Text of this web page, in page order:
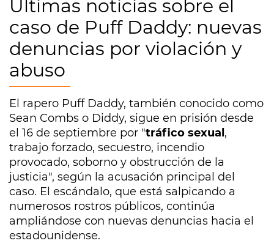
Últimas noticias sobre el
caso de Puff Daddy: nuevas
denuncias por violación y
abuso
El rapero Puff Daddy, también conocido como
Sean Combs o Diddy, sigue en prisión desde
el 16 de septiembre por "tráfico sexual ,
trabajo forzado, secuestro, incendio
provocado, soborno y obstrucción de la
justicia", según la acusación principal del
caso. El escándalo, que está salpicando a
numerosos rostros públicos, continúa
ampliándose con nuevas denuncias hacia el
estadounidense.